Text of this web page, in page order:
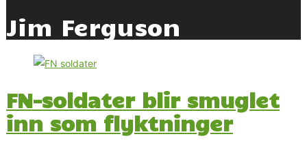
Jim Ferguson
FN-soldater blir smuglet
inn som flyktninger